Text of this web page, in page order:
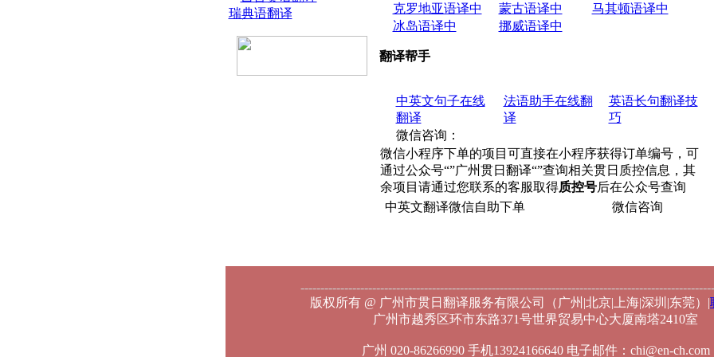
瑞典语翻译
克罗地亚语译中
蒙古语译中
马其顿语译中
冰岛语译中
挪威语译中
翻译帮手
中英文句子在线
翻译
法语助手在线翻
译
英语长句翻译技
巧
微信咨询：
微信小程序下单的项目可直接在小程序获得订单编号，可
通过公众号“”广州贯日翻译“”查询相关贯日质控信息，其
余项目请通过您联系的客服取得质控号后在公众号查询
中英文翻译微信自助下单
微信咨询
版权所有 @ 广州市贯日翻译服务有限公司（广州|北京|上海|深圳|东莞）|
广州市越秀区环市东路371号世界贸易中心大厦南塔2410室
广州 020-86266990 手机13924166640 电子邮件：chi@en-ch.com